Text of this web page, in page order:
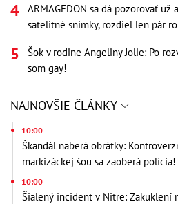
ARMAGEDON sa dá pozorovať už
satelitné snímky, rozdiel len pár
Šok v rodine Angeliny Jolie: Po
som gay!
NAJNOVŠIE ČLÁNKY
10:00
Škandál naberá obrátky:
markizáckej šou sa zaoberá polícia!
10:00
Šialený incident v Nitre: Zakuklení